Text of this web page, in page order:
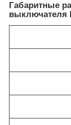
Габаритные
выключателя